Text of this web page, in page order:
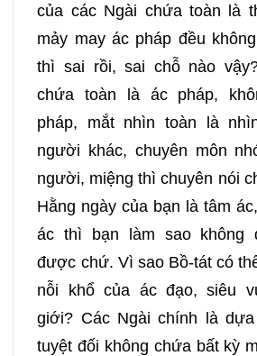
của các Ngài chứa toàn là
mảy may ác pháp đều
thì sai rồi, sai chỗ nào
chứa toàn là ác pháp,
pháp, mắt nhìn toàn là
người khác, chuyên môn
người, miệng thì chuyên nói
Hằng ngày của bạn là tâm
ác thì bạn làm sao không
được chứ. Vì sao Bồ-tát có
nỗi khổ của ác đạo, siêu
giới? Các Ngài chính là
tuyệt đối không chứa bất kỳ